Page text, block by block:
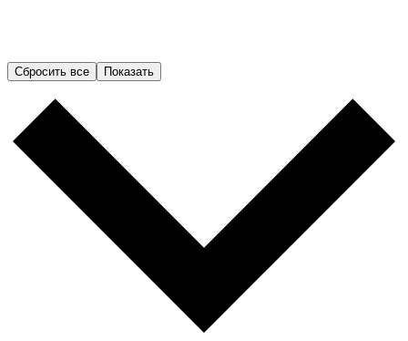
Сбросить все Показать